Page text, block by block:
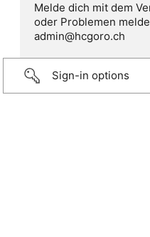
Melde dich mit dem
oder Problemen
admin@hcgoro.ch
Sign-in options